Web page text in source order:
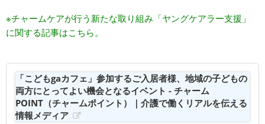
※チャームケアが行う新たな取り組み「ヤングケアラー支援」
に関する記事はこちら。
「こどもgaカフェ」参加するご入居者様、地域の子どもの
両方にとってよい機会となるイベント - チャーム
POINT（チャームポイント）｜介護で働くリアルを伝える
情報メディア